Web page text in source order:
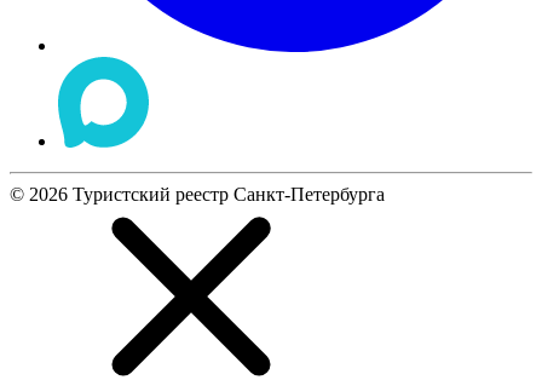
© 2026 Туристский реестр Санкт-Петербурга